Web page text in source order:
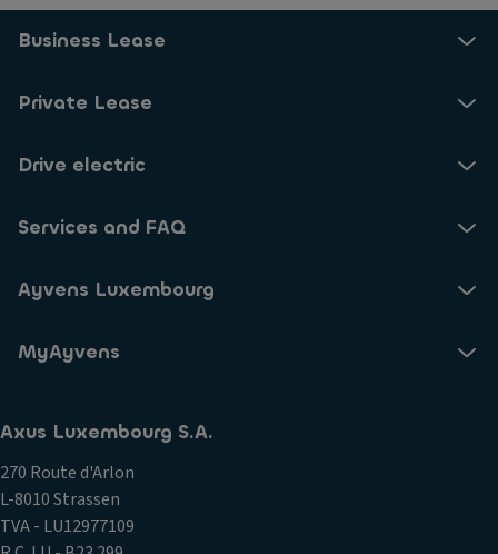
Business Lease
Private Lease
Drive electric
Services and FAQ
Ayvens Luxembourg
MyAyvens
Axus Luxembourg S.A.
270 Route d'Arlon
L-8010 Strassen
TVA - LU12977109